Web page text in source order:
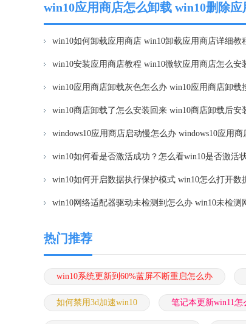
win10应用商店怎么卸载 win10删除
win10如何卸载应用商店 win10卸载应用商店详细教
win10安装应用商店教程 win10微软应用商店怎么安
win10商店卸载了怎么安装回来 win10商店卸载后安
win10如何看是否激活成功？怎么看win10是否激活
热门推荐
win10系统更新到60%蓝屏不断重启怎么办
如何禁用3d加速win10 笔记本更新win11怎